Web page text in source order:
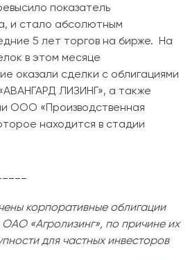
показатель
и стало абсолютным
5 лет торгов на бирже. На
в этом месяце
оказали сделки с облигациями
ЛИЗИНГ», а также
ООО «Производственная
находится в стадии
корпоративные облигации
«Агролизинг», по причине их
для частных инвесторов